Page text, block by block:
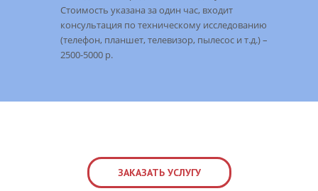
Стоимость указана за один час, входит
консультация по техническому исследованию
(телефон, планшет, телевизор, пылесос и т.д.) –
2500-5000 р.
ЗАКАЗАТЬ УСЛУГУ